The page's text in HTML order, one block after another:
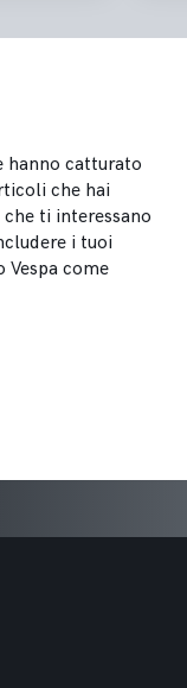
hanno catturato
che hai
ti interessano
i tuoi
come